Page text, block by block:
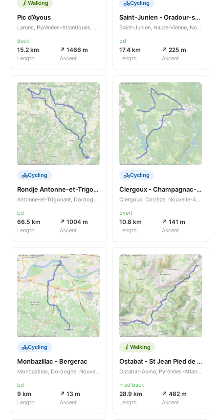
Walking
Pic d’Ayous
Laruns, Pyrénées-Atlantiques, Nouvelle-Aquitaine, FR
Buck
15.2 km
Length
↗ 1466 m
Ascent
Cycling
Saint-Junien - Oradour-sur-Glane
Saint-Junien, Haute-Vienne, Nouvelle-Aquitaine, FR
Ed
17.4 km
Length
↗ 225 m
Ascent
Cycling
Rondje Antonne-et-Trigonant - Brantôme en Périgord
Antonne-et-Trigonant, Dordogne, Nouvelle-Aquitaine, FR
Ed
66.5 km
Length
↗ 1004 m
Ascent
Cycling
Clergoux - Champagnac-la-Noaille
Clergoux, Corrèze, Nouvelle-Aquitaine, FR
Evert
10.8 km
Length
↗ 141 m
Ascent
Cycling
Monbazillac - Bergerac
Monbazillac, Dordogne, Nouvelle-Aquitaine, FR
Ed
9 km
Length
↗ 13 m
Ascent
Walking
Ostabat - St Jean Pied de Port
Ostabat-Asme, Pyrénées-Atlantiques, Nouvelle-Aquitaine, FR
Fred back
28.9 km
Length
↗ 482 m
Ascent